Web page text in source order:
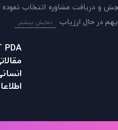
نمایش بیشتر
PDA